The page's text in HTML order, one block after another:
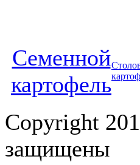
Cеменной
картофель
Copyright
защищены